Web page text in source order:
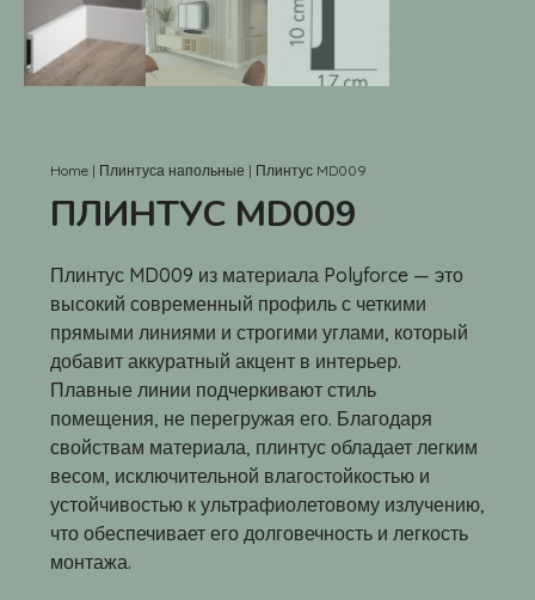
Home | Плинтуса напольные | Плинтус MD009
ПЛИНТУС MD009
Плинтус MD009 из материала Polyforce — это
высокий современный профиль с четкими
прямыми линиями и строгими углами, который
добавит аккуратный акцент в интерьер.
Плавные линии подчеркивают стиль
помещения, не перегружая его. Благодаря
свойствам материала, плинтус обладает легким
весом, исключительной влагостойкостью и
устойчивостью к ультрафиолетовому излучению,
что обеспечивает его долговечность и легкость
монтажа.